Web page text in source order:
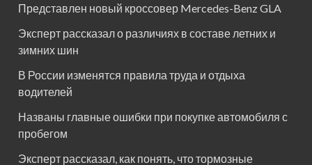
Представлен новый кроссовер Mercedes-Benz GLA
Эксперт рассказал о различиях в составе летних и
зимних шин
В России изменятся правила труда и отдыха
водителей
Названы главные ошибки при покупке автомобиля с
пробегом
Эксперт рассказал, как понять, что тормозные